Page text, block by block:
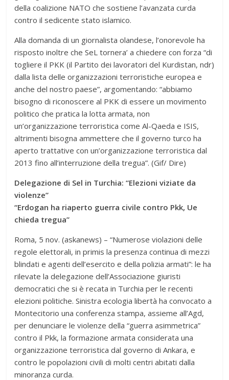
della coalizione NATO che sostiene l’avanzata curda
contro il sedicente stato islamico.
Alla domanda di un giornalista olandese, l’onorevole ha
risposto inoltre che SeL tornera’ a chiedere con forza “di
togliere il PKK (il Partito dei lavoratori del Kurdistan, ndr)
dalla lista delle organizzazioni terroristiche europea e
anche del nostro paese”, argomentando: “abbiamo
bisogno di riconoscere al PKK di essere un movimento
politico che pratica la lotta armata, non
un’organizzazione terroristica come Al-Qaeda e ISIS,
altrimenti bisogna ammettere che il governo turco ha
aperto trattative con un’organizzazione terroristica dal
2013 fino all’interruzione della tregua”. (Gif/ Dire)
Delegazione di Sel in Turchia: “Elezioni viziate da
violenze”
“Erdogan ha riaperto guerra civile contro Pkk, Ue
chieda tregua”
Roma, 5 nov. (askanews) – “Numerose violazioni delle
regole elettorali, in primis la presenza continua di mezzi
blindati e agenti dell’esercito e della polizia armati”: le ha
rilevate la delegazione dell’Associazione giuristi
democratici che si è recata in Turchia per le recenti
elezioni politiche. Sinistra ecologia libertà ha convocato a
Montecitorio una conferenza stampa, assieme all’Agd,
per denunciare le violenze della “guerra asimmetrica”
contro il Pkk, la formazione armata considerata una
organizzazione terroristica dal governo di Ankara, e
contro le popolazioni civili di molti centri abitati dalla
minoranza curda.